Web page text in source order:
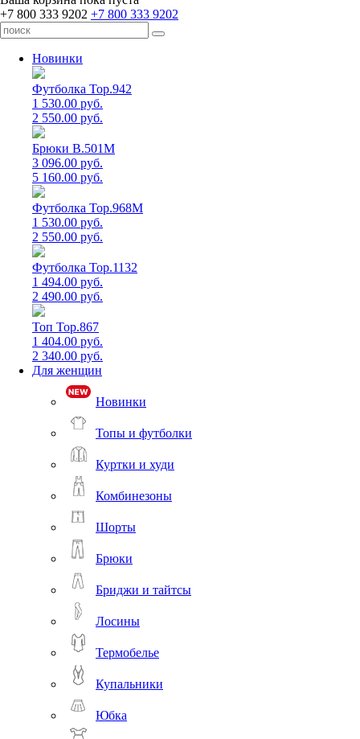
+7 800 333 9202 +7 800 333 9202
Новинки
Футболка Top.942
1 530.00 руб.
2 550.00 руб.
Брюки B.501M
3 096.00 руб.
5 160.00 руб.
Футболка Top.968M
1 530.00 руб.
2 550.00 руб.
Футболка Top.1132
1 494.00 руб.
2 490.00 руб.
Топ Top.867
1 404.00 руб.
2 340.00 руб.
Для женщин
Новинки
Топы и футболки
Куртки и худи
Комбинезоны
Шорты
Брюки
Бриджи и тайтсы
Лосины
Термобелье
Купальники
Юбка